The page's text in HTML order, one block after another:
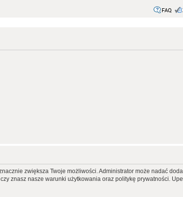
FAQ
zwiększa Twoje możliwości. Administrator może nadać
znasz nasze warunki użytkowania oraz politykę prywatności.